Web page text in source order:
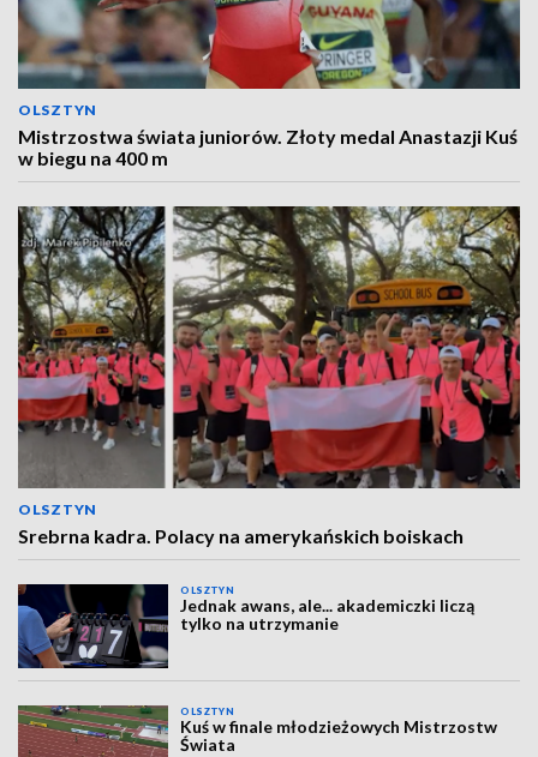
OLSZTYN
Mistrzostwa świata juniorów. Złoty medal Anastazji Kuś
w biegu na 400 m
OLSZTYN
Srebrna kadra. Polacy na amerykańskich boiskach
OLSZTYN
Jednak awans, ale... akademiczki liczą
tylko na utrzymanie
OLSZTYN
Kuś w finale młodzieżowych Mistrzostw
Świata